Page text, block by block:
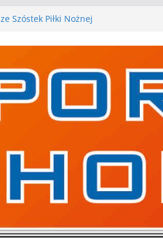
granie przed nami
zespołów za nami
Ligi Szóstek w Gwdzie